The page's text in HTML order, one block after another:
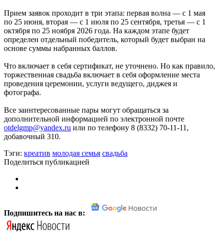
Прием заявок проходит в три этапа: первая волна — с 1 мая
по 25 июня, вторая — с 1 июля по 25 сентября, третья — с 1
октября по 25 ноября 2026 года. На каждом этапе будет
определен отдельный победитель, который будет выбран на
основе суммы набранных баллов.
Что включает в себя сертификат, не уточнено. Но как правило,
торжественная свадьба включает в себя оформление места
проведения церемонии, услуги ведущего, диджея и
фотографа.
Все заинтересованные пары могут обращаться за
дополнительной информацией по электронной почте
otdelgmp@yandex.ru или по телефону 8 (8332) 70-11-11,
добавочный 310.
Тэги: креатив молодая семья свадьба
Поделиться публикацией
Подпишитесь на нас в: